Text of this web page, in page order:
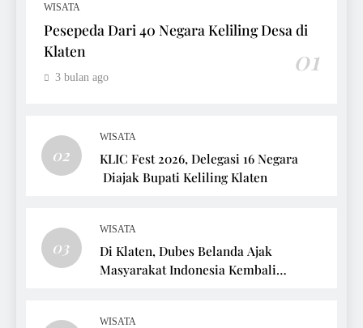
WISATA
Pesepeda Dari 40 Negara Keliling Desa di
Klaten
01
3 bulan ago
02
WISATA
KLIC Fest 2026, Delegasi 16 Negara
Diajak Bupati Keliling Klaten
03
WISATA
Di Klaten, Dubes Belanda Ajak
Masyarakat Indonesia Kembali
WISATA